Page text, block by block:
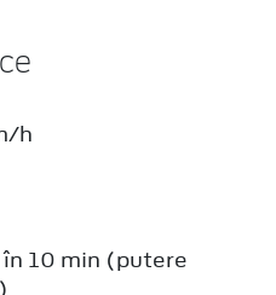
h
10 min (putere